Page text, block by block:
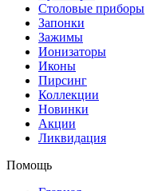
Столовые приборы
Запонки
Зажимы
Ионизаторы
Иконы
Пирсинг
Коллекции
Новинки
Акции
Ликвидация
Помощь